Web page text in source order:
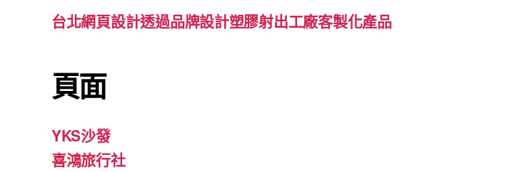
台北網頁設計透過品牌設計塑膠射出工廠客製化產品
頁面
YKS沙發
喜鴻旅行社